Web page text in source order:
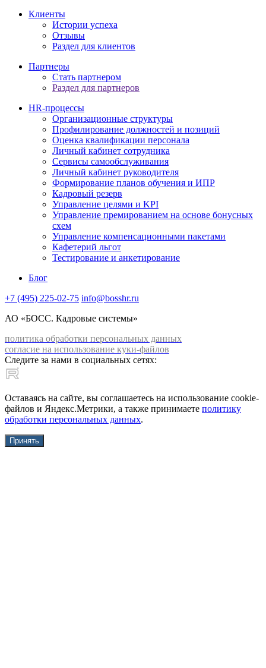
Клиенты
Истории успеха
Отзывы
Раздел для клиентов
Партнеры
Стать партнером
Раздел для партнеров
HR-процессы
Организационные структуры
Профилирование должностей и позиций
Оценка квалификации персонала
Личный кабинет сотрудника
Сервисы самообслуживания
Личный кабинет руководителя
Формирование планов обучения и ИПР
Кадровый резерв
Управление целями и KPI
Управление премированием на основе бонусных
схем
Управление компенсационными пакетами
Кафетерий льгот
Тестирование и анкетирование
Блог
+7 (495) 225-02-75 info@bosshr.ru
АО «БОСС. Кадровые системы»
политика обработки персональных данных
согласие на использование куки-файлов
Следите за нами в социальных сетях:
Оставаясь на сайте, вы соглашаетесь на использование cookie-
файлов и Яндекс.Метрики, а также принимаете политику
обработки персональных данных.
Принять